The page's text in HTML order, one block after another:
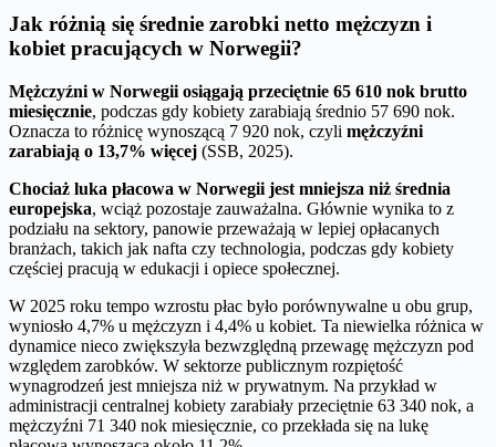
Jak różnią się średnie zarobki netto mężczyzn i
kobiet pracujących w Norwegii?
Mężczyźni w Norwegii osiągają przeciętnie 65 610 nok brutto
miesięcznie, podczas gdy kobiety zarabiają średnio 57 690 nok.
Oznacza to różnicę wynoszącą 7 920 nok, czyli mężczyźni
zarabiają o 13,7% więcej (SSB, 2025).
Chociaż luka płacowa w Norwegii jest mniejsza niż średnia
europejska, wciąż pozostaje zauważalna. Głównie wynika to z
podziału na sektory, panowie przeważają w lepiej opłacanych
branżach, takich jak nafta czy technologia, podczas gdy kobiety
częściej pracują w edukacji i opiece społecznej.
W 2025 roku tempo wzrostu płac było porównywalne u obu grup,
wyniosło 4,7% u mężczyzn i 4,4% u kobiet. Ta niewielka różnica w
dynamice nieco zwiększyła bezwzględną przewagę mężczyzn pod
względem zarobków. W sektorze publicznym rozpiętość
wynagrodzeń jest mniejsza niż w prywatnym. Na przykład w
administracji centralnej kobiety zarabiały przeciętnie 63 340 nok, a
mężczyźni 71 340 nok miesięcznie, co przekłada się na lukę